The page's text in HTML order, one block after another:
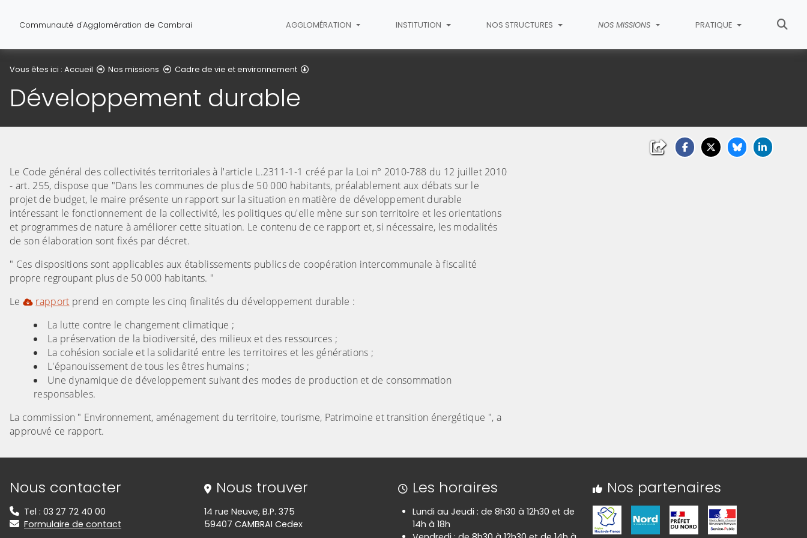
Communauté d'Agglomération de Cambrai AGGLOMÉRATION INSTITUTION NOS STRUCTURES NOS MISSIONS PRATIQUE
Vous êtes ici : Accueil Nos missions Cadre de vie et environnement
Développement durable
Le Code général des collectivités territoriales à l'article L.2311-1-1 créé par la Loi n° 2010-788 du 12 juillet 2010
- art. 255, dispose que "Dans les communes de plus de 50 000 habitants, préalablement aux débats sur le
projet de budget, le maire présente un rapport sur la situation en matière de développement durable
intéressant le fonctionnement de la collectivité, les politiques qu'elle mène sur son territoire et les orientations
et programmes de nature à améliorer cette situation. Le contenu de ce rapport et, si nécessaire, les modalités
de son élaboration sont fixés par décret.
" Ces dispositions sont applicables aux établissements publics de coopération intercommunale à fiscalité
propre regroupant plus de 50 000 habitants. "
Le
rapport prend en compte les cinq finalités du développement durable :
La lutte contre le changement climatique ;
La préservation de la biodiversité, des milieux et des ressources ;
La cohésion sociale et la solidarité entre les territoires et les générations ;
L'épanouissement de tous les êtres humains ;
Une dynamique de développement suivant des modes de production et de consommation
responsables.
La commission " Environnement, aménagement du territoire, tourisme, Patrimoine et transition énergétique ", a
approuvé ce rapport.
Informations de contact
Nous contacter
Tel : 03 27 72 40 00
Formulaire de contact
Nous trouver
14 rue Neuve, B.P. 375
59407 CAMBRAI Cedex
Les horaires
Lundi au Jeudi : de 8h30 à 12h30 et de
14h à 18h
Nos partenaires